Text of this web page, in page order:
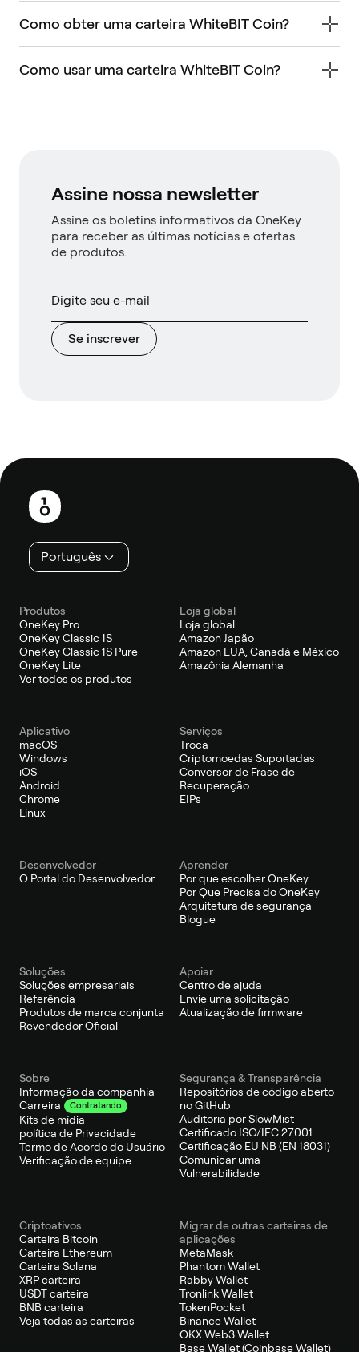
Como obter uma carteira WhiteBIT Coin?
Como usar uma carteira WhiteBIT Coin?
Assine nossa newsletter
Assine os boletins informativos da OneKey
para receber as últimas notícias e ofertas
de produtos.
Se inscrever
Rodapé
Português
Produtos
OneKey Pro
OneKey Classic 1S
OneKey Classic 1S Pure
OneKey Lite
Ver todos os produtos
Loja global
Loja global
Amazon Japão
Amazon EUA, Canadá e México
Amazônia Alemanha
Aplicativo
macOS
Windows
iOS
Android
Chrome
Linux
Serviços
Troca
Criptomoedas Suportadas
Conversor de Frase de
Recuperação
EIPs
Desenvolvedor
O Portal do Desenvolvedor
Aprender
Por que escolher OneKey
Por Que Precisa do OneKey
Arquitetura de segurança
Blogue
Soluções
Soluções empresariais
Referência
Produtos de marca conjunta
Revendedor Oficial
Apoiar
Centro de ajuda
Envie uma solicitação
Atualização de firmware
Sobre
Informação da companhia
Carreira
Contratando
Kits de mídia
política de Privacidade
Termo de Acordo do Usuário
Verificação de equipe
Segurança & Transparência
Repositórios de código aberto
no GitHub
Auditoria por SlowMist
Certificado ISO/IEC 27001
Certificação EU NB (EN 18031)
Comunicar uma
Vulnerabilidade
Criptoativos
Carteira Bitcoin
Carteira Ethereum
Carteira Solana
XRP carteira
USDT carteira
BNB carteira
Veja todas as carteiras
Migrar de outras carteiras de
aplicações
MetaMask
Phantom Wallet
Rabby Wallet
Tronlink Wallet
TokenPocket
Binance Wallet
OKX Web3 Wallet
Base Wallet (Coinbase Wallet)